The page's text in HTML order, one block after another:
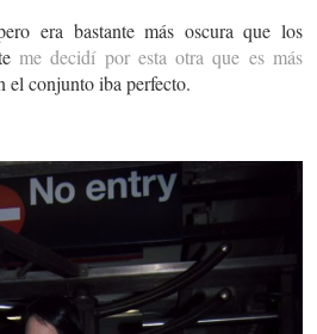
era bastante más oscura que los
me decidí por esta otra que es más
el conjunto iba perfecto.